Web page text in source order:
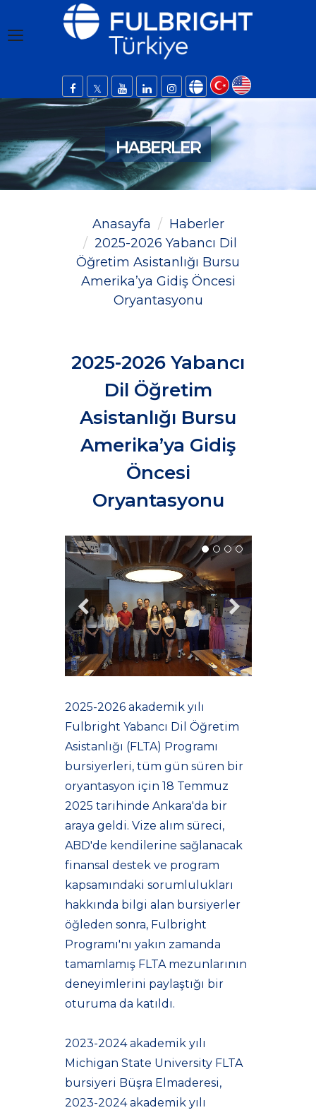
HABERLER
Anasayfa
Haberler
2025-2026 Yabancı Dil
Öğretim Asistanlığı Bursu
Amerika’ya Gidiş Öncesi
Oryantasyonu
2025-2026 Yabancı
Dil Öğretim
Asistanlığı Bursu
Amerika’ya Gidiş
Öncesi
Oryantasyonu
2025-2026 akademik yılı
Fulbright Yabancı Dil Öğretim
Asistanlığı (FLTA) Programı
bursiyerleri, tüm gün süren bir
oryantasyon için 18 Temmuz
2025 tarihinde Ankara'da bir
araya geldi. Vize alım süreci,
ABD'de kendilerine sağlanacak
finansal destek ve program
kapsamındaki sorumlulukları
hakkında bilgi alan bursiyerler
öğleden sonra, Fulbright
Programı'nı yakın zamanda
tamamlamış FLTA mezunlarının
deneyimlerini paylaştığı bir
oturuma da katıldı.
2023-2024 akademik yılı
Michigan State University FLTA
bursiyeri Büşra Elmaderesi,
2023-2024 akademik yılı